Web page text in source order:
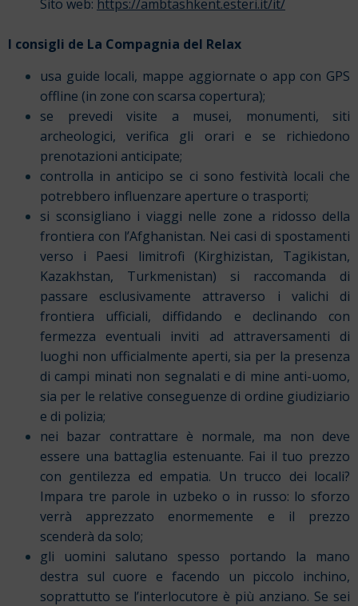
Sito web: https://ambtashkent.esteri.it/it/
I consigli de La Compagnia del Relax
usa guide locali, mappe aggiornate o app con GPS
offline (in zone con scarsa copertura);
se prevedi visite a musei, monumenti, siti
archeologici, verifica gli orari e se richiedono
prenotazioni anticipate;
controlla in anticipo se ci sono festività locali che
potrebbero influenzare aperture o trasporti;
si sconsigliano i viaggi nelle zone a ridosso della
frontiera con l’Afghanistan. Nei casi di spostamenti
verso i Paesi limitrofi (Kirghizistan, Tagikistan,
Kazakhstan, Turkmenistan) si raccomanda di
passare esclusivamente attraverso i valichi di
frontiera ufficiali, diffidando e declinando con
fermezza eventuali inviti ad attraversamenti di
luoghi non ufficialmente aperti, sia per la presenza
di campi minati non segnalati e di mine anti-uomo,
sia per le relative conseguenze di ordine giudiziario
e di polizia;
nei bazar contrattare è normale, ma non deve
essere una battaglia estenuante. Fai il tuo prezzo
con gentilezza ed empatia. Un trucco dei locali?
Impara tre parole in uzbeko o in russo: lo sforzo
verrà apprezzato enormemente e il prezzo
scenderà da solo;
gli uomini salutano spesso portando la mano
destra sul cuore e facendo un piccolo inchino,
soprattutto se l’interlocutore è più anziano. Se sei